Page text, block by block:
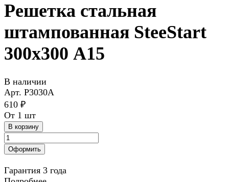
Решетка стальная
штампованная SteeStart
300х300 А15
В наличии
Арт. P3030A
610 ₽
От 1 шт
В корзину
Оформить
Гарантия 3 года